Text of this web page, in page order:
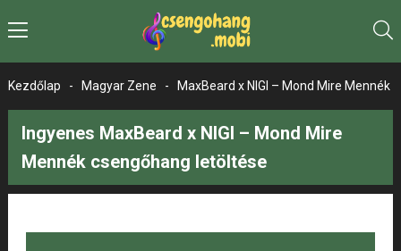
Kezdőlap - Magyar Zene - MaxBeard x NIGI – Mond Mire Mennék
Ingyenes MaxBeard x NIGI – Mond Mire
Mennék csengőhang letöltése